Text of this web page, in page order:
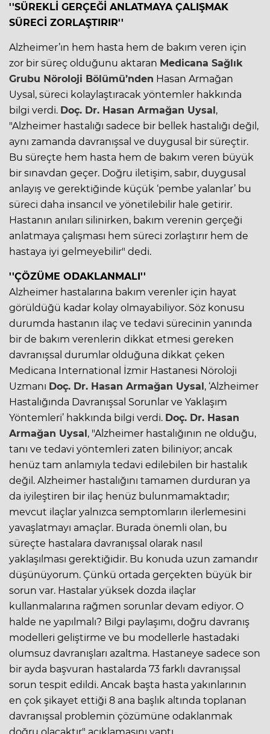
''SÜREKLİ GERÇEĞİ ANLATMAYA ÇALIŞMAK
SÜRECİ ZORLAŞTIRIR''
Alzheimer’ın hem hasta hem de bakım veren için
zor bir süreç olduğunu aktaran Medicana Sağlık
Grubu Nöroloji Bölümü’nden Hasan Armağan
Uysal, süreci kolaylaştıracak yöntemler hakkında
bilgi verdi. Doç. Dr. Hasan Armağan Uysal,
"Alzheimer hastalığı sadece bir bellek hastalığı değil,
aynı zamanda davranışsal ve duygusal bir süreçtir.
Bu süreçte hem hasta hem de bakım veren büyük
bir sınavdan geçer. Doğru iletişim, sabır, duygusal
anlayış ve gerektiğinde küçük ‘pembe yalanlar’ bu
süreci daha insancıl ve yönetilebilir hale getirir.
Hastanın anıları silinirken, bakım verenin gerçeği
anlatmaya çalışması hem süreci zorlaştırır hem de
hastaya iyi gelmeyebilir" dedi.
''ÇÖZÜME ODAKLANMALI''
Alzheimer hastalarına bakım verenler için hayat
görüldüğü kadar kolay olmayabiliyor. Söz konusu
durumda hastanın ilaç ve tedavi sürecinin yanında
bir de bakım verenlerin dikkat etmesi gereken
davranışsal durumlar olduğuna dikkat çeken
Medicana International İzmir Hastanesi Nöroloji
Uzmanı Doç. Dr. Hasan Armağan Uysal, ‘Alzheimer
Hastalığında Davranışsal Sorunlar ve Yaklaşım
Yöntemleri’ hakkında bilgi verdi. Doç. Dr. Hasan
Armağan Uysal, "Alzheimer hastalığının ne olduğu,
tanı ve tedavi yöntemleri zaten biliniyor; ancak
henüz tam anlamıyla tedavi edilebilen bir hastalık
değil. Alzheimer hastalığını tamamen durduran ya
da iyileştiren bir ilaç henüz bulunmamaktadır;
mevcut ilaçlar yalnızca semptomların ilerlemesini
yavaşlatmayı amaçlar. Burada önemli olan, bu
süreçte hastalara davranışsal olarak nasıl
yaklaşılması gerektiğidir. Bu konuda uzun zamandır
düşünüyorum. Çünkü ortada gerçekten büyük bir
sorun var. Hastalar yüksek dozda ilaçlar
kullanmalarına rağmen sorunlar devam ediyor. O
halde ne yapılmalı? Bilgi paylaşımı, doğru davranış
modelleri geliştirme ve bu modellerle hastadaki
olumsuz davranışları azaltma. Hastaneye sadece son
bir ayda başvuran hastalarda 73 farklı davranışsal
sorun tespit edildi. Ancak başta hasta yakınlarının
en çok şikayet ettiği 8 ana başlık altında toplanan
davranışsal problemin çözümüne odaklanmak